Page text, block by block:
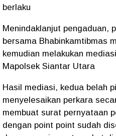
berlaku
Menindaklanjut pengaduan,
bersama Bhabinkamtibmas
kemudian melakukan
Mapolsek Siantar Utara
Hasil mediasi, kedua belah
menyelesaikan perkara
membuat surat pernyataan
dengan point point sudah